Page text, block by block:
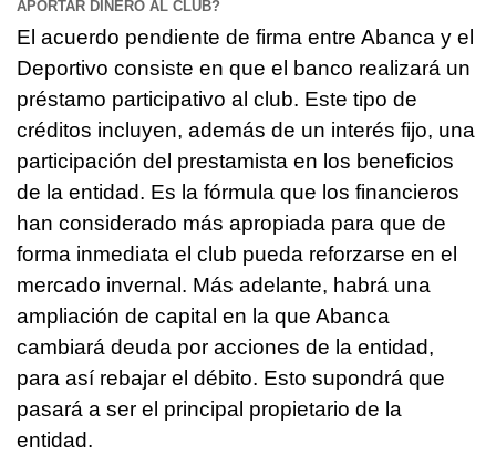
APORTAR DINERO AL CLUB?
El acuerdo pendiente de firma entre Abanca y el
Deportivo consiste en que el banco realizará un
préstamo participativo al club. Este tipo de
créditos incluyen, además de un interés fijo, una
participación del prestamista en los beneficios
de la entidad. Es la fórmula que los financieros
han considerado más apropiada para que de
forma inmediata el club pueda reforzarse en el
mercado invernal. Más adelante, habrá una
ampliación de capital en la que Abanca
cambiará deuda por acciones de la entidad,
para así rebajar el débito. Esto supondrá que
pasará a ser el principal propietario de la
entidad.